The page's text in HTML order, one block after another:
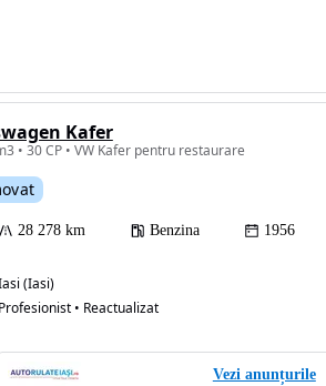
Kafer
• 30 CP • VW Kafer pentru restaurare
28 278 km Benzina 1956
(Iasi)
Profesionist • Reactualizat
Vezi anunțurile